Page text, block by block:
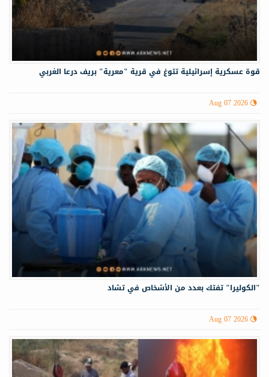
قوة عسكرية إسرائيلية تتوغ في قرية "معرية" بريف درعا الغربي
Aug 07 2026
"الكوليرا" تفتك بعدد من الأشخاص في تشاد
Aug 07 2026